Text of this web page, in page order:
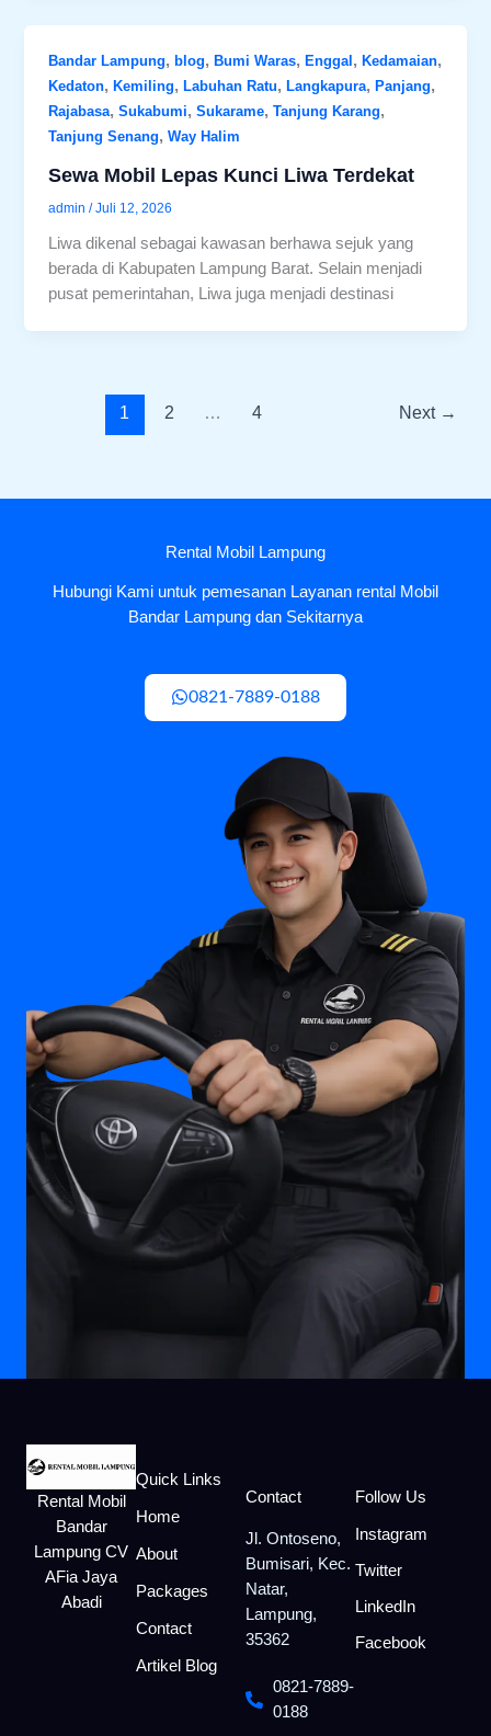
Bandar Lampung,blog,Bumi Waras,Enggal ,Kedamaian,
Kedaton,Kemiling,Labuhan Ratu,Langkapura,Panjang,
Rajabasa,Sukabumi,Sukarame,Tanjung Karang,
Tanjung Senang,Way Halim
Sewa Mobil Lepas Kunci Liwa Terdekat
admin/Juli 12, 2026
Liwa dikenal sebagai kawasan berhawa sejuk yang
berada di Kabupaten Lampung Barat. Selain menjadi
pusat pemerintahan, Liwa juga menjadi destinasi
1 2 … 4 Next →
Rental Mobil Lampung
Hubungi Kami untuk pemesanan Layanan rental Mobil
Bandar Lampung dan Sekitarnya
0821-7889-0188
Rental Mobil
Bandar
Lampung CV
AFia Jaya
Abadi
Quick Links
Home
About
Packages
Contact
Artikel Blog
Contact
Jl. Ontoseno,
Bumisari, Kec.
Natar,
Lampung,
35362
0821-7889-
0188
Follow Us
Instagram
Twitter
LinkedIn
Facebook